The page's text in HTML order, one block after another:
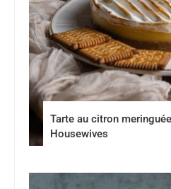
Tarte au citron
Housewives